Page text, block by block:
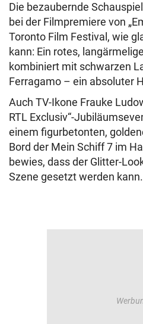
Die bezaubernde
bei der Filmpremiere von
Toronto Film Festival, wie
kann: Ein rotes,
kombiniert mit schwarzen
Ferragamo – ein absoluter
Auch TV-Ikone Frauke
RTL Exclusiv“-
einem figurbetonten,
Bord der Mein Schiff 7 im
bewies, dass der Glitter-
Szene gesetzt werden kann.